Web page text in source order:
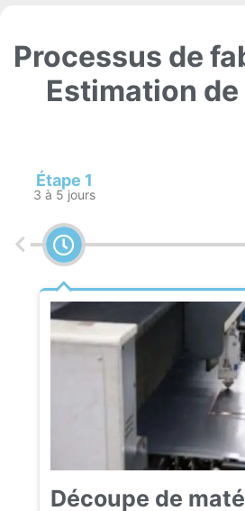
Processus de
Estimation
Étape 1
3 à 5 jours
Découpe de